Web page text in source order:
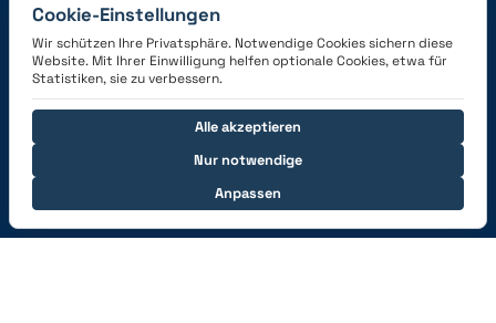
Hol dir die App
Verbinde dich mit uns
Cookie-Einstellungen
Wir schützen Ihre Privatsphäre. Notwendige Cookies sichern diese
Website. Mit Ihrer Einwilligung helfen optionale Cookies, etwa für
Statistiken, sie zu verbessern.
Nur notwendige
Anpassen
Alle akzeptieren